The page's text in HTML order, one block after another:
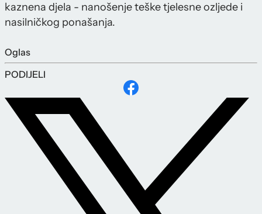
kaznena djela - nanošenje teške tjelesne ozljede i
nasilničkog ponašanja.
Oglas
PODIJELI